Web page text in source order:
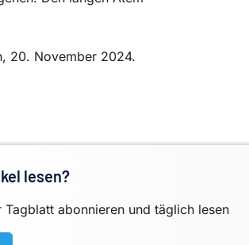
20. November 2024.
lesen?
abonnieren und täglich lesen